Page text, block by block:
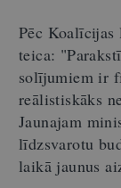
Pēc
teica:
solījumiem ir
reālistiskāks
Jaunajam
līdzsvarotu
laikā jaunus